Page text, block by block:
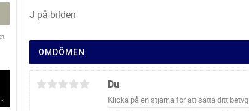
J på bilden
OMDÖMEN
Du
Klicka på en stjärna för att sätta ditt betyg